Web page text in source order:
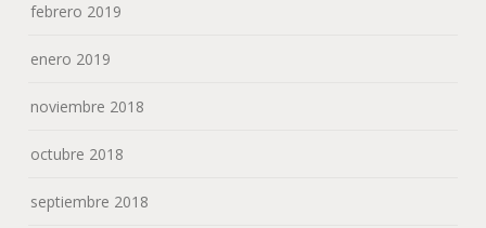
febrero 2019
enero 2019
noviembre 2018
octubre 2018
septiembre 2018